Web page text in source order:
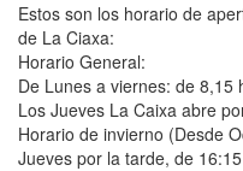
Estos son los horario de
de La Ciaxa:
Horario General:
De Lunes a viernes: de 8,15
Los Jueves La Caixa abre
Horario de invierno (Desde
Jueves por la tarde, de